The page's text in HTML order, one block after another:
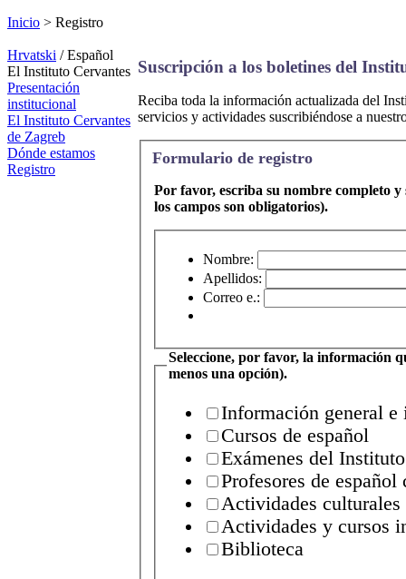
Inicio > Registro
Hrvatski / Español
El Instituto Cervantes
Presentación
institucional
El Instituto Cervantes
de Zagreb
Dónde estamos
Registro